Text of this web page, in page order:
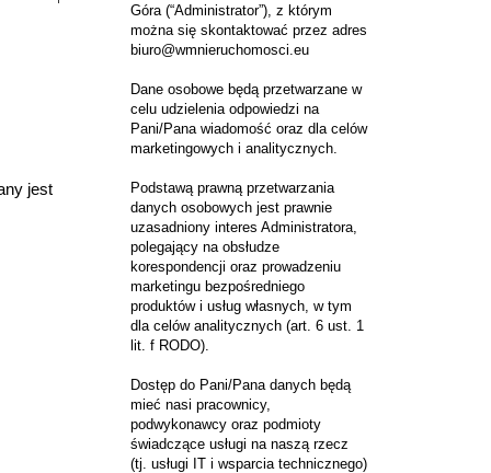
jest
Góra (“Administrator”), z którym
można się skontaktować przez adres
biuro@wmnieruchomosci.eu
Dane osobowe będą przetwarzane w
celu udzielenia odpowiedzi na
Pani/Pana wiadomość oraz dla celów
marketingowych i analitycznych.
Podstawą prawną przetwarzania
danych osobowych jest prawnie
uzasadniony interes Administratora,
polegający na obsłudze
korespondencji oraz prowadzeniu
marketingu bezpośredniego
produktów i usług własnych, w tym
dla celów analitycznych (art. 6 ust. 1
lit. f RODO).
Dostęp do Pani/Pana danych będą
mieć nasi pracownicy,
podwykonawcy oraz podmioty
świadczące usługi na naszą rzecz
(tj. usługi IT i wsparcia technicznego)